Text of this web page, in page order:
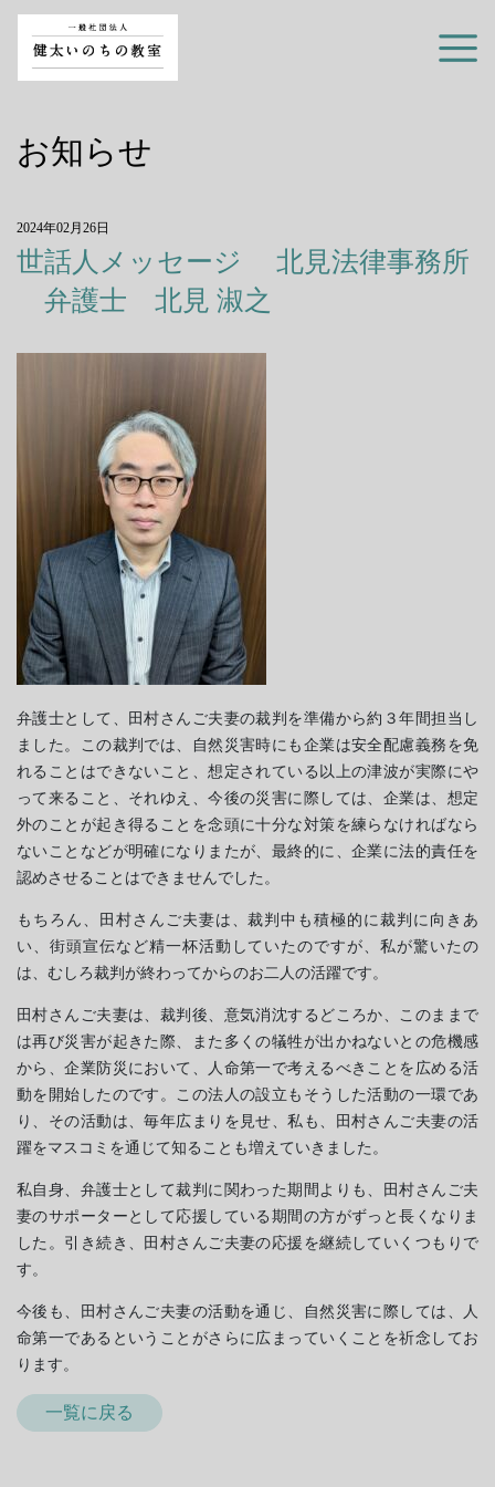
お知らせ
2024年02月26日
世話人メッセージ 北見法律事務所
弁護士 北見 淑之
弁護士として、田村さんご夫妻の裁判を準備から約３年間担当し
ました。この裁判では、自然災害時にも企業は安全配慮義務を免
れることはできないこと、想定されている以上の津波が実際にや
って来ること、それゆえ、今後の災害に際しては、企業は、想定
外のことが起き得ることを念頭に十分な対策を練らなければなら
ないことなどが明確になりまたが、最終的に、企業に法的責任を
認めさせることはできませんでした。
もちろん、田村さんご夫妻は、裁判中も積極的に裁判に向きあ
い、街頭宣伝など精一杯活動していたのですが、私が驚いたの
は、むしろ裁判が終わってからのお二人の活躍です。
田村さんご夫妻は、裁判後、意気消沈するどころか、このままで
は再び災害が起きた際、また多くの犠牲が出かねないとの危機感
から、企業防災において、人命第一で考えるべきことを広める活
動を開始したのです。この法人の設立もそうした活動の一環であ
り、その活動は、毎年広まりを見せ、私も、田村さんご夫妻の活
躍をマスコミを通じて知ることも増えていきました。
私自身、弁護士として裁判に関わった期間よりも、田村さんご夫
妻のサポーターとして応援している期間の方がずっと長くなりま
した。引き続き、田村さんご夫妻の応援を継続していくつもりで
す。
今後も、田村さんご夫妻の活動を通じ、自然災害に際しては、人
命第一であるということがさらに広まっていくことを祈念してお
ります。
一覧に戻る